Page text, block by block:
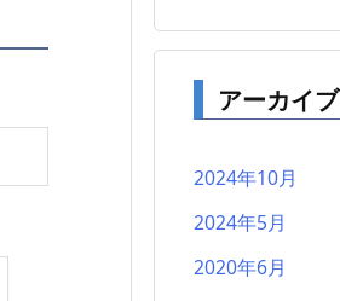
アーカイブ
2024年10月
2024年5月
2020年6月